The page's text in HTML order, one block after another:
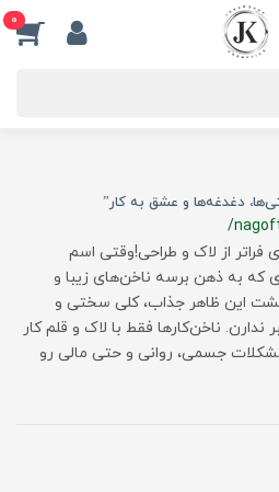
0
دغدغه‌ها و عشق به کار”
/
فراتر از لاک و طراحی!وقتی اسم
که به ذهن برسه ناخن‌های زیبا و
پشت این ظاهر جذاب، کلی سختی و
ناخن‌کارها فقط با لاک و قلم کار
جسمی، روانی و حتی مالی رو